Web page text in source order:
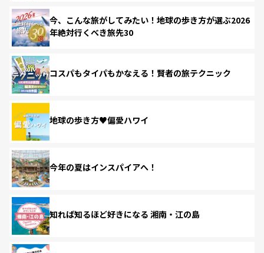
今、こんな旅がしてみたい！地球の歩き方が選ぶ2026
年絶対行くべき旅先30
コスパもタイパもかなえる！賢者の旅テクニック
地球の歩き方♥偏愛ハワイ
今年の夏はインスパイアへ！
知れば知るほど好きになる 湘南・江の島